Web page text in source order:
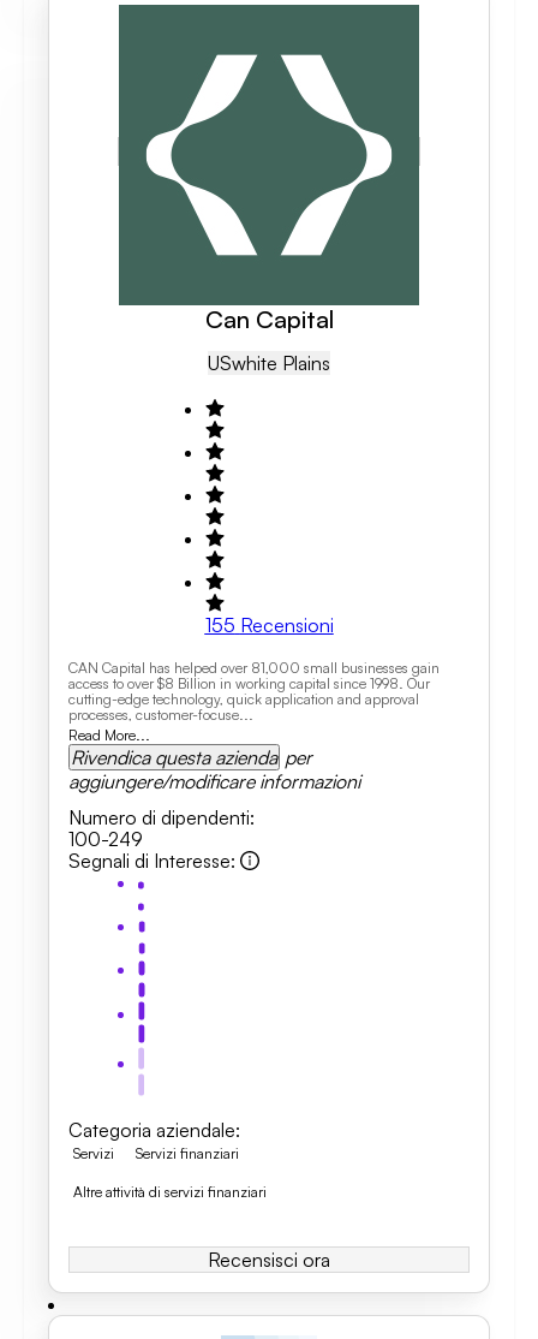
Can Capital
USWhite Plains
155 Recensioni
CAN Capital has helped over 81,000 small businesses gain
access to over $8 Billion in working capital since 1998. Our
cutting-edge technology, quick application and approval
processes, customer-focuse...
Read More...
Rivendica questa azienda per
aggiungere/modificare informazioni
Numero di dipendenti:
100-249
Segnali di Interesse:
Categoria aziendale:
Servizi Servizi finanziari
Altre attività di servizi finanziari
Recensisci ora